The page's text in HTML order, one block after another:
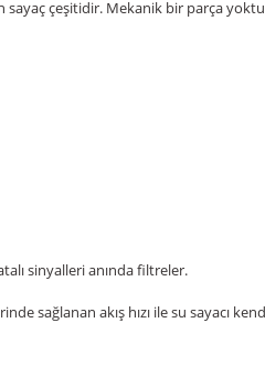
çeşitidir. Mekanik bir parça
sinyalleri anında filtreler.
sağlanan akış hızı ile su sayacı